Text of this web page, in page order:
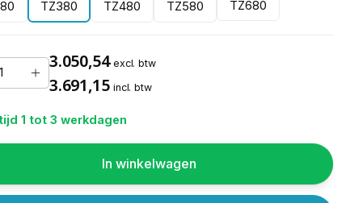
TZ380 TZ480 TZ580 TZ680
3.050,54 excl. btw
3.691,15 incl. btw
1 tot 3 werkdagen
In winkelwagen